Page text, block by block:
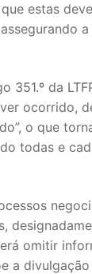
estas
351.º da
ocorrido,
o que
todas e
omitir
a